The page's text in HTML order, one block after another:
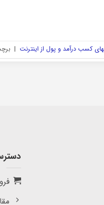
کسب درآمد و پول از اینترنت |